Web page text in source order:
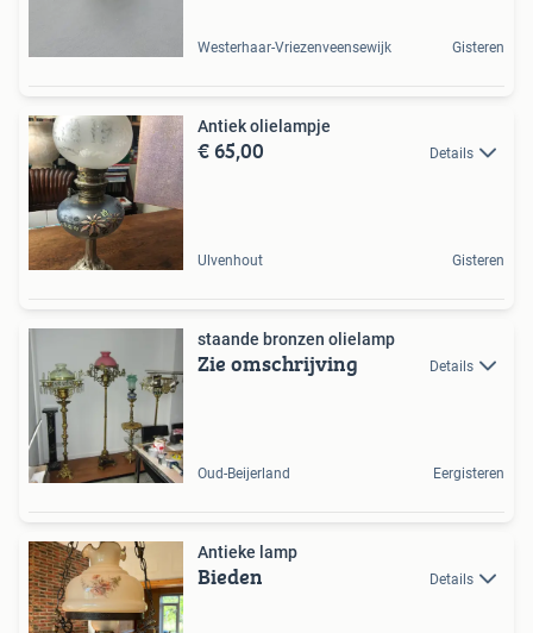
Westerhaar-Vriezenveensewijk Gisteren
Antiek olielampje
€ 65,00 Details
Ulvenhout Gisteren
staande bronzen olielamp
Zie omschrijving Details
Oud-Beijerland Eergisteren
Antieke lamp
Bieden Details